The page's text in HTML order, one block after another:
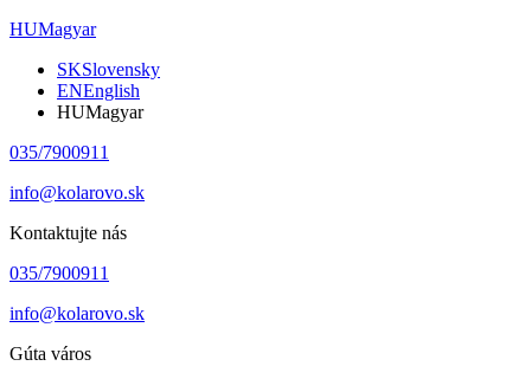
HUMagyar
SKSlovensky
ENEnglish
HUMagyar
035/7900911
info@kolarovo.sk
Kontaktujte nás
035/7900911
info@kolarovo.sk
Gúta város